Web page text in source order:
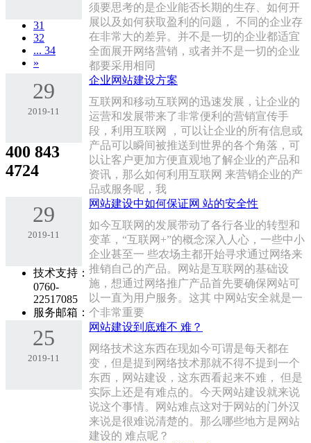
须要思考的是企业能否长期的生存、如何开
展以及如何获取盈利的问题， 不同的企业存
在非常大的差异。并不是一切的企业都适宜
全面展开网络营销，或者并不是一切的企业
都要采用相同
企业网站建设方案
互联网和移动互联网的迅速发展，让企业的
运营和发展带来了非常便利的营销宣传手
段，利用互联网 ，可以让企业的所有信息或
产品可以瞬间被推送到世界的各个角落，可
以让客户更加方便直观地了解企业的产品和
资讯，那么如何利用互联网 来营销企业的产
品或服务呢，我
29
2019-11
网站建设中如何保证网 站的安全性
如今互联网的发展带动了各行各业的转型和
变革，“互联网+”的概念深入人心，一些中小
企业甚至一 些农场主都开始寻求通过网络来
推销自己的产品。网站是互联网的基础设
施，想通过网络推广产品首先要确保网站可
以一直为用户服务。这其 中网站安全就是一
个非常重要
29
2019-11
网站建设到底难不 难？
网络技术这东西在现如今可谓是每天都在
变，但是提到网络技术那就不得不提到一个
东西，网站建设，这东西看起来不难， 但是
实际上还是有难点的。今天网站建设就来说
说这个事情。网站难点这对于网站的门外汉
来说是很难说清楚的。那么哪些地方是网站
建设的 难点呢？
25
2019-11
31
32
... 34
»
400 843
4724
技术支持：
0760-
22517085
服务邮箱：